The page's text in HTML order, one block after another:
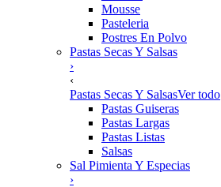
Mousse
Pasteleria
Postres En Polvo
Pastas Secas Y Salsas
›
‹
Pastas Secas Y SalsasVer todo
Pastas Guiseras
Pastas Largas
Pastas Listas
Salsas
Sal Pimienta Y Especias
›